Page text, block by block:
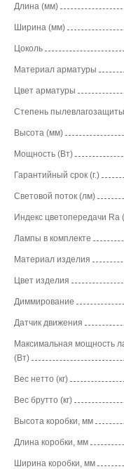
Длина (мм)
Ширина (мм)
Цоколь
Материал арматуры
Цвет арматуры
Степень
Высота (мм)
Мощность (Вт)
Гарантийный срок (г.)
Световой поток (лм)
Индекс цветопередачи Ra
Лампы в комплекте
Материал изделия
Цвет изделия
Диммирование
Датчик движения
Максимальная мощность
(Вт)
Вес нетто (кг)
Вес брутто (кг)
Высота коробки, мм
Длина коробки, мм
Ширина коробки, мм